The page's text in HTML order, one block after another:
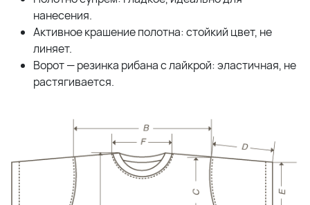
нанесения.
Активное крашение полотна: стойкий цвет, не
линяет.
Ворот — резинка рибана с лайкрой: эластичная, не
растягивается.